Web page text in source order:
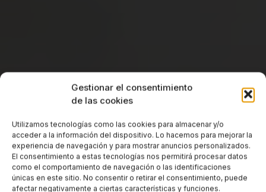
Gestionar el consentimiento
de las cookies
Utilizamos tecnologías como las cookies para almacenar y/o
acceder a la información del dispositivo. Lo hacemos para mejorar la
experiencia de navegación y para mostrar anuncios personalizados.
El consentimiento a estas tecnologías nos permitirá procesar datos
como el comportamiento de navegación o las identificaciones
únicas en este sitio. No consentir o retirar el consentimiento, puede
afectar negativamente a ciertas características y funciones.